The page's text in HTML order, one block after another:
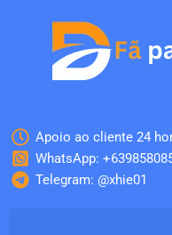
Apoio ao cliente 24
WhatsApp:
Telegram: @xhie01